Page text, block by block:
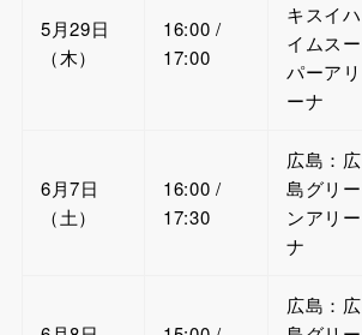
5月29日
（木）
16:00 /
17:00
キスイハ
イムスー
パーアリ
ーナ
6月7日
（土）
16:00 /
17:30
広島：広
島グリー
ンアリー
ナ
広島：広